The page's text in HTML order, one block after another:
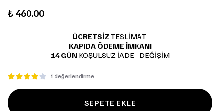
₺ 460.00
ÜCRETSİZ TESLİMAT
KAPIDA ÖDEME İMKANI
14 GÜNKOŞULSUZ İADE - DEĞİŞİM
1 değerlendirme
SEPETE EKLE